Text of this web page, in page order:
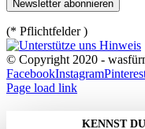
(* Pflichtfelder )
© Copyright 2020 -
FacebookInstagram
Page load link
KENNST